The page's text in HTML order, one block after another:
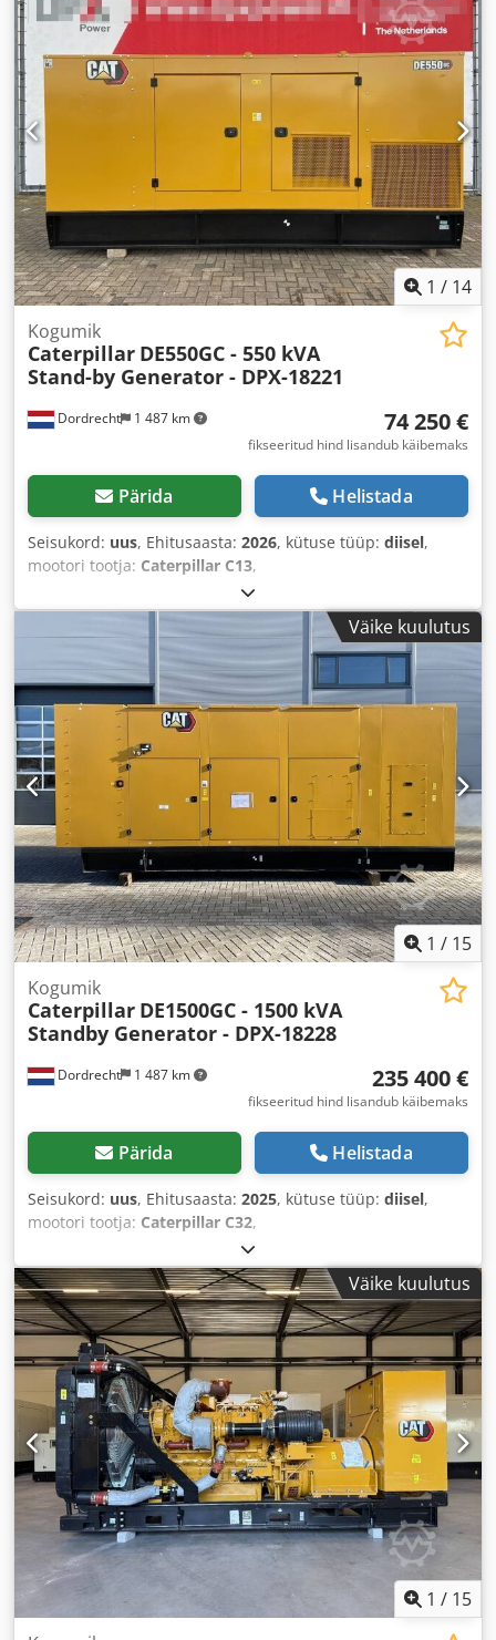
1 / 14
Dordrecht 1 487 km
Kogumik
Caterpillar DE550GC - 550 kVA
Stand-by Generator - DPX-18221
74 250 €
fikseeritud hind lisandub käibemaks
Pärida Helistada
Seisukord: uus, Ehitusaasta: 2026, kütuse tüüp: diisel,
mootori tootja: Caterpillar C13,
Väike kuulutus
1 / 15
Dordrecht 1 487 km
Kogumik
Caterpillar DE1500GC - 1500 kVA
Standby Generator - DPX-18228
235 400 €
fikseeritud hind lisandub käibemaks
Pärida Helistada
Seisukord: uus, Ehitusaasta: 2025, kütuse tüüp: diisel,
mootori tootja: Caterpillar C32,
Väike kuulutus
1 / 15